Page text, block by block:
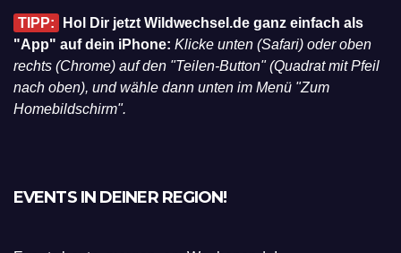
TIPP:
Hol Dir jetzt Wildwechsel.de ganz einfach als
"App" auf dein iPhone: Klicke unten (Safari) oder oben
rechts (Chrome) auf den "Teilen-Button" (Quadrat mit Pfeil
nach oben), und wähle dann unten im Menü "Zum
Homebildschirm".
EVENTS IN DEINER REGION!